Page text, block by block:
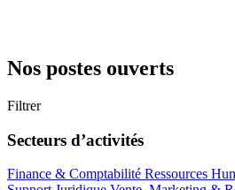
Nos postes ouverts
Filtrer
Secteurs d’activités
Finance & Comptabilité Ressources